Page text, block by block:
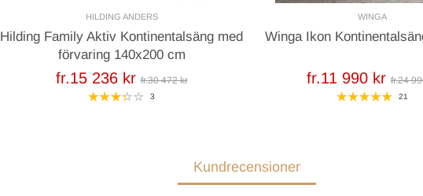
HILDING ANDERS
Hilding Family Aktiv Kontinentalsäng med
förvaring 140x200 cm
fr.15 236 kr fr.30 472 kr
3
WINGA
Winga Ikon
fr.11 990 kr fr.24
21
Kundrecensioner